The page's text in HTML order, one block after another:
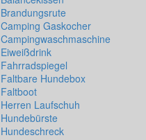
Brandungsrute
Camping Gaskocher
Campingwaschmaschine
Eiweißdrink
Fahrradspiegel
Faltbare Hundebox
Faltboot
Herren Laufschuh
Hundebürste
Hundeschreck